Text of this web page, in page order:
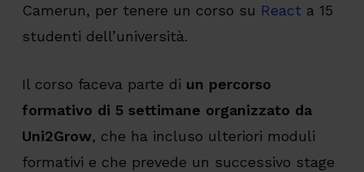
Camerun, per tenere un corso su Reacta 15
studenti dell’università.
Il corso faceva parte di un percorso
formativo di 5 settimane organizzato da
Uni2Grow, che ha incluso ulteriori moduli
formativi e che prevede un successivo stage